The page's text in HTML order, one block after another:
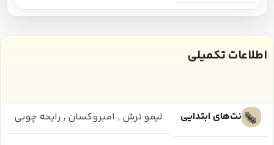
اطلاعات تکمیلی
نت‌های ابتدایی لیمو ترش , امبروکسان , رایحه چوبی